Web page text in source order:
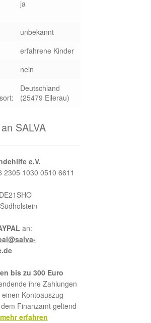
ja
unbekannt
erfahrene Kinder
nein
Deutschland
(25479 Ellerau)
SALVA
e.V.
2305 1030 0510 6611
an:
bis zu 300 Euro
ihre Zahlungen
Kontoauszug
Finanzamt geltend
erfahren